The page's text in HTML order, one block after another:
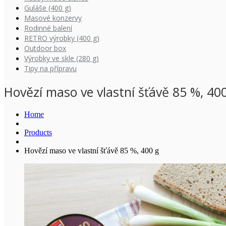
Guláše (400 g)
Masové konzervy
Rodinné balení
RETRO výrobky (400 g)
Outdoor box
Výrobky ve skle (280 g)
Tipy na přípravu
Hovězí maso ve vlastní šťávě 85 %,
Home
Products
Hovězí maso ve vlastní šťávě 85 %, 400 g